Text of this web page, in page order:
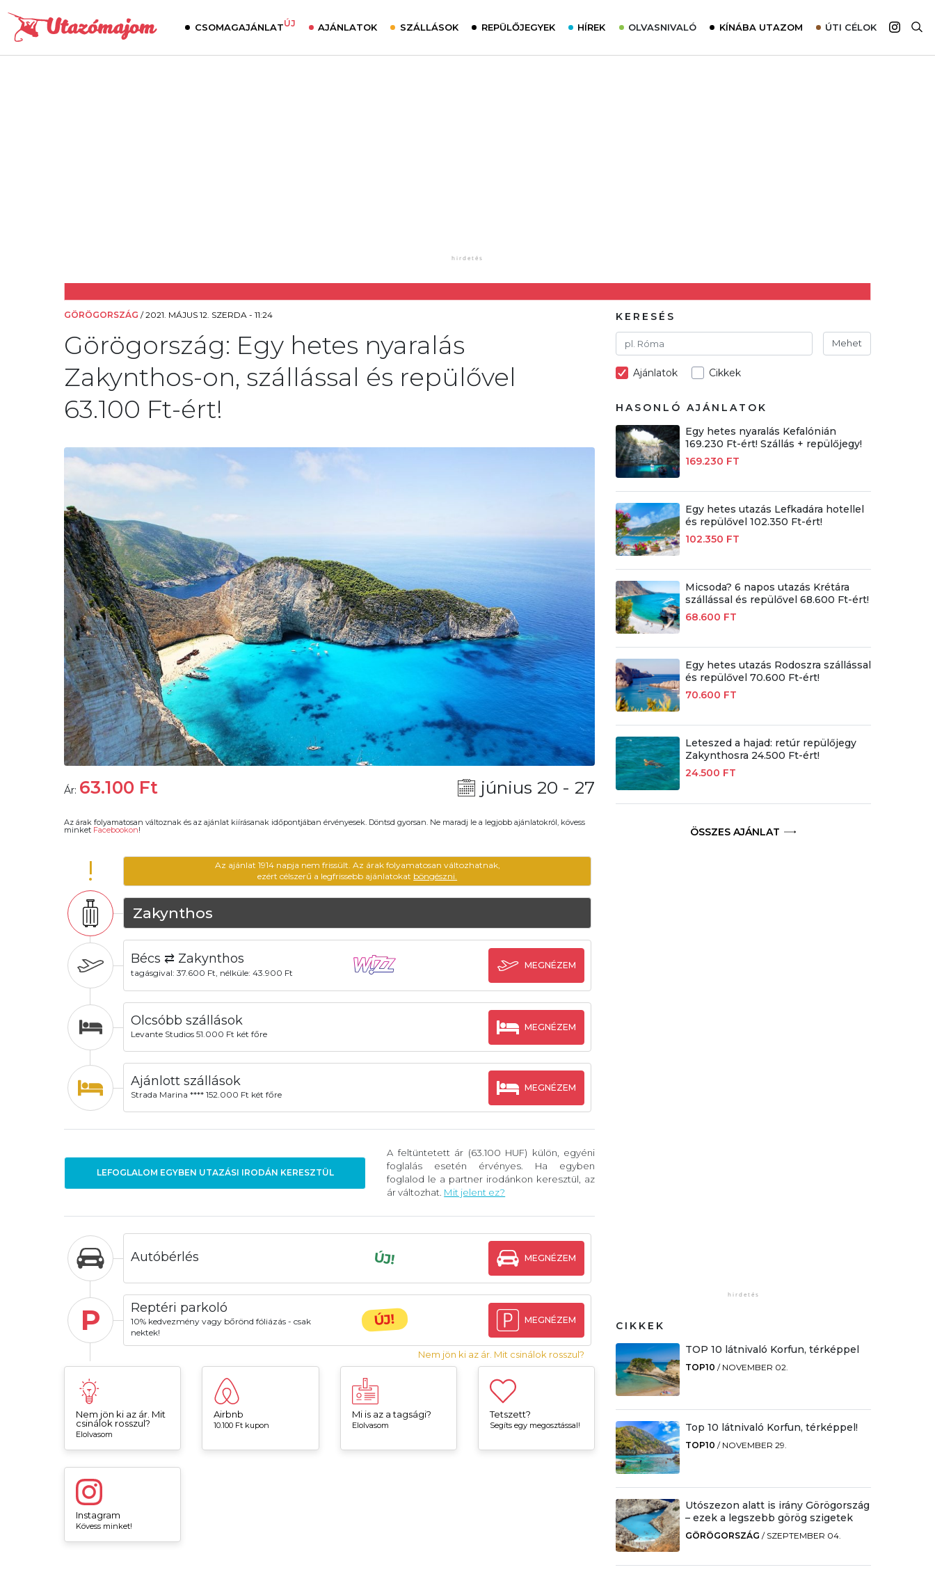
CSOMAGAJÁNLATÚJ AJÁNLATOK SZÁLLÁSOK REPÜLŐJEGYEK HÍREK OLVASNIVALÓ KÍNÁBA UTAZOM ÚTI CÉLOK
GÖRÖGORSZÁG /2021. MÁJUS 12. SZERDA - 11:24
Görögország: Egy hetes nyaralás
Zakynthos-on, szállással és repülővel
63.100 Ft-ért!
Ár: 63.100 Ft június 20 - 27
Az árak folyamatosan változnak és az ajánlat kiírásanak időpontjában érvényesek. Döntsd gyorsan. Ne maradj le a legjobb ajánlatokról, kövess
minket Facebookon!
!
Az ajánlat 1914 napja nem frissült. Az árak folyamatosan változhatnak,
ezért célszerű a legfrissebb ajánlatokat böngészni.
Zakynthos
Bécs ⇄ Zakynthos
tagásgival: 37.600 Ft, nélküle: 43.900 Ft
MEGNÉZEM
Olcsóbb szállások
Levante Studios 51.000 Ft két főre
MEGNÉZEM
Ajánlott szállások
Strada Marina **** 152.000 Ft két főre
MEGNÉZEM
LEFOGLALOM EGYBEN UTAZÁSI IRODÁN KERESZTÜL
A feltüntetett ár (63.100 HUF) külön, egyéni
foglalás esetén érvényes. Ha egyben
foglalod le a partner irodánkon keresztül, az
ár változhat. Mit jelent ez?
Autóbérlés ÚJ! MEGNÉZEM
P Reptéri parkoló
10% kedvezmény vagy bőrönd fóliázás - csak
nektek!
ÚJ! MEGNÉZEM
Nem jön ki az ár. Mit csinálok rosszul?
Nem jön ki az ár. Mit
csinálok rosszul?
Elolvasom
Airbnb
10.100 Ft kupon
Mi is az a tagsági?
Elolvasom
Tetszett?
Segíts egy megosztással!
Instagram
Kövess minket!
KERESÉS
Mehet
Ajánlatok Cikkek
HASONLÓ AJÁNLATOK
Egy hetes nyaralás Kefalónián
169.230 Ft-ért! Szállás + repülőjegy!
169.230 FT
Egy hetes utazás Lefkadára hotellel
és repülővel 102.350 Ft-ért!
102.350 FT
Micsoda? 6 napos utazás Krétára
szállással és repülővel 68.600 Ft-ért!
68.600 FT
Egy hetes utazás Rodoszra szállással
és repülővel 70.600 Ft-ért!
70.600 FT
Leteszed a hajad: retúr repülőjegy
Zakynthosra 24.500 Ft-ért!
24.500 FT
ÖSSZES AJÁNLAT
CIKKEK
TOP 10 látnivaló Korfun, térképpel
TOP10 / NOVEMBER 02.
Top 10 látnivaló Korfun, térképpel!
TOP10 / NOVEMBER 29.
Utószezon alatt is irány Görögország
– ezek a legszebb görög szigetek
GÖRÖGORSZÁG / SZEPTEMBER 04.